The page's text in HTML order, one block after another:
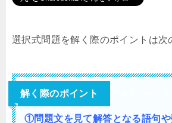
選択式問題を解く際のポイントは次
解く際のポイント
①問題文を見て解答となる語句